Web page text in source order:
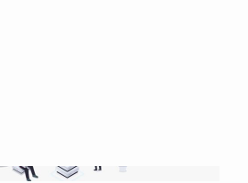
NOW PRINTING...